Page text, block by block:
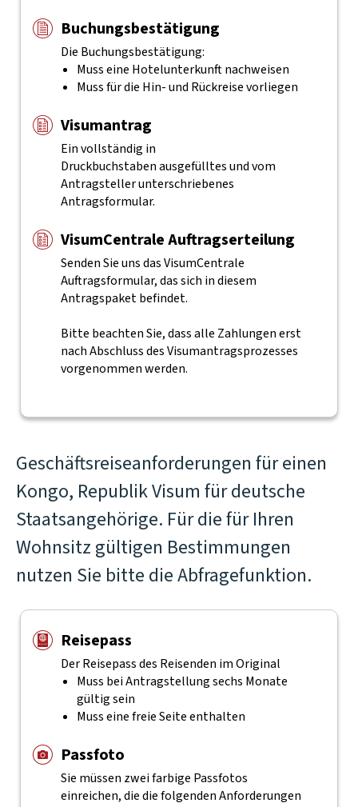
Buchungsbestätigung
Die Buchungsbestätigung:
Muss eine Hotelunterkunft nachweisen
Muss für die Hin- und Rückreise vorliegen
Visumantrag
Ein vollständig in
Druckbuchstaben ausgefülltes und vom
Antragsteller unterschriebenes
Antragsformular.
VisumCentrale Auftragserteilung
Senden Sie uns das VisumCentrale
Auftragsformular, das sich in diesem
Antragspaket befindet.
Bitte beachten Sie, dass alle Zahlungen erst
nach Abschluss des Visumantragsprozesses
vorgenommen werden.
Geschäftsreiseanforderungen für einen
Kongo, Republik Visum für deutsche
Staatsangehörige. Für die für Ihren
Wohnsitz gültigen Bestimmungen
nutzen Sie bitte die Abfragefunktion.
Reisepass
Der Reisepass des Reisenden im Original
Muss bei Antragstellung sechs Monate
gültig sein
Muss eine freie Seite enthalten
Passfoto
Sie müssen zwei farbige Passfotos
einreichen, die die folgenden Anforderungen